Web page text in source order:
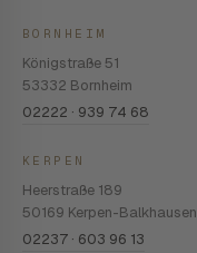
BORNHEIM
Königstraße 51
53332 Bornheim
02222 · 939 74 68
KERPEN
Heerstraße 189
50169 Kerpen-Balkhausen
02237 · 603 96 13